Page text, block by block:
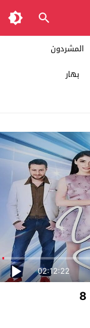
المشردون
بهار
02:12:22